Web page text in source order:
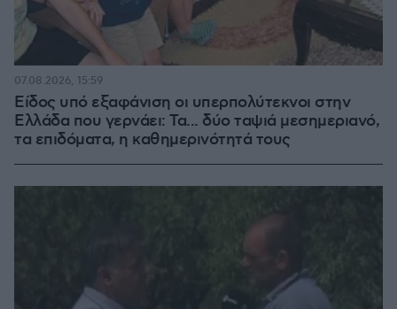
Είδος υπό εξαφάνιση οι υπερπολύτεκνοι στην
Ελλάδα που γερνάει: Τα... δύο ταψιά μεσημεριανό,
τα επιδόματα, η καθημερινότητά τους
07.08.2026, 15:59